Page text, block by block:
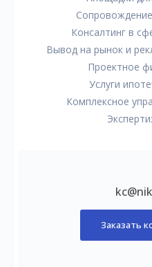
Консалтинг в
Вывод на рынок и
Проектное
Услуги
Комплексное
Заказать